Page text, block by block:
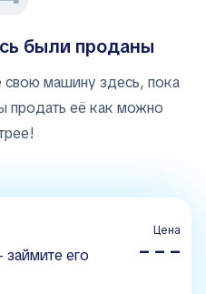
были проданы
свою машину здесь, пока
продать её как можно
его
Цена
– – –